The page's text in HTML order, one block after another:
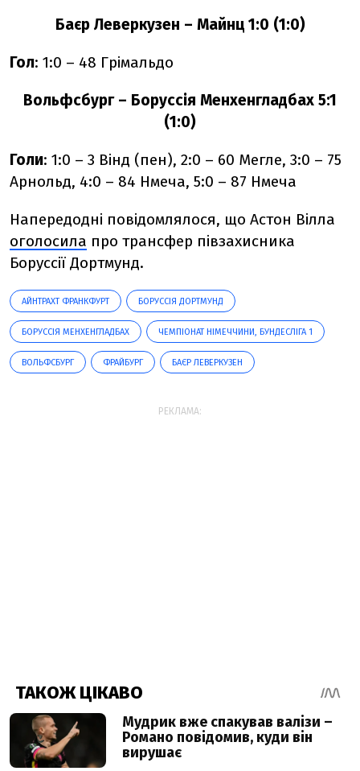
Баєр Леверкузен – Майнц 1:0 (1:0)
Гол: 1:0 – 48 Грімальдо
Вольфсбург – Боруссія Менхенгладбах 5:1
(1:0)
Голи: 1:0 – 3 Вінд (пен), 2:0 – 60 Мегле, 3:0 – 75
Арнольд, 4:0 – 84 Нмеча, 5:0 – 87 Нмеча
Напередодні повідомлялося, що Астон Вілла
оголосила про трансфер півзахисника
Боруссії Дортмунд.
АЙНТРАХТ ФРАНКФУРТ БОРУССІЯ ДОРТМУНД
БОРУССІЯ МЕНХЕНГЛАДБАХ ЧЕМПІОНАТ НІМЕЧЧИНИ, БУНДЕСЛІГА 1
ВОЛЬФСБУРГ ФРАЙБУРГ БАЄР ЛЕВЕРКУЗЕН
РЕКЛАМА: